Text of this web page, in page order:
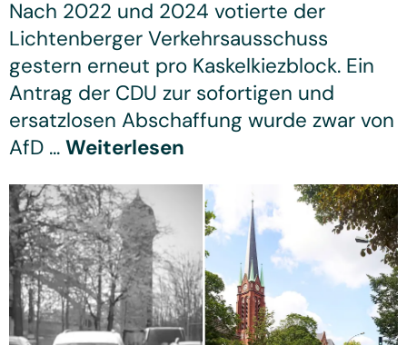
Nach 2022 und 2024 votierte der
Lichtenberger Verkehrsausschuss
gestern erneut pro Kaskelkiezblock. Ein
Antrag der CDU zur sofortigen und
ersatzlosen Abschaffung wurde zwar von
AfD ... Weiterlesen